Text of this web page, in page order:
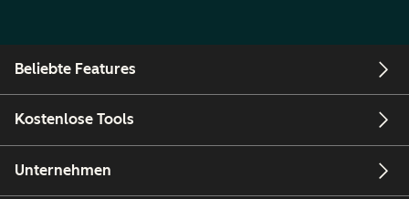
Beliebte Features
Kostenlose Tools
Unternehmen